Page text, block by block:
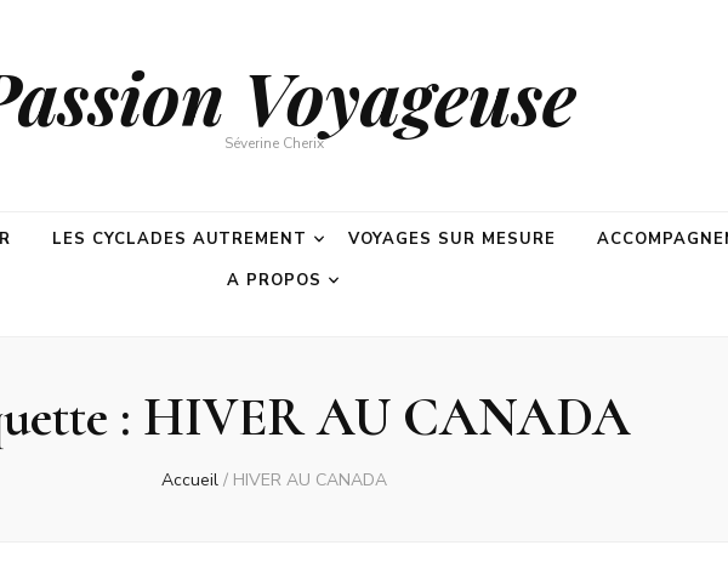
Voyageuse
Séverine Cherix
LES CYCLADES AUTREMENT VOYAGES SUR MESURE
A PROPOS
: HIVER AU CANADA
Accueil / HIVER AU CANADA